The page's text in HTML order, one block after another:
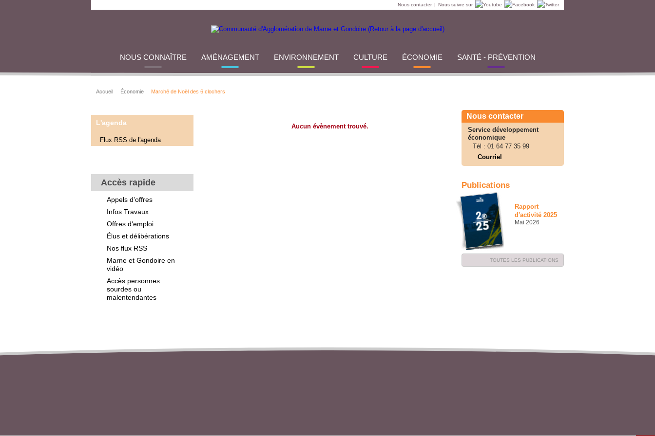
Nous contacter | Nous suivre sur
NOUS CONNAÎTRE AMÉNAGEMENT ENVIRONNEMENT CULTURE ÉCONOMIE SANTÉ - PRÉVENTION
Accueil Économie Marché de Noël des 6 clochers
L'agenda
Flux RSS de l'agenda
Accès rapide
Appels d'offres
Infos Travaux
Offres d'emploi
Élus et délibérations
Nos flux RSS
Marne et Gondoire en
vidéo
Accès personnes
sourdes ou
malentendantes
Aucun évènement trouvé.
Nous contacter
Service développement
économique
Tél : 01 64 77 35 99
Courriel
Publications
Rapport
d'activité 2025
Mai 2026
TOUTES LES PUBLICATIONS